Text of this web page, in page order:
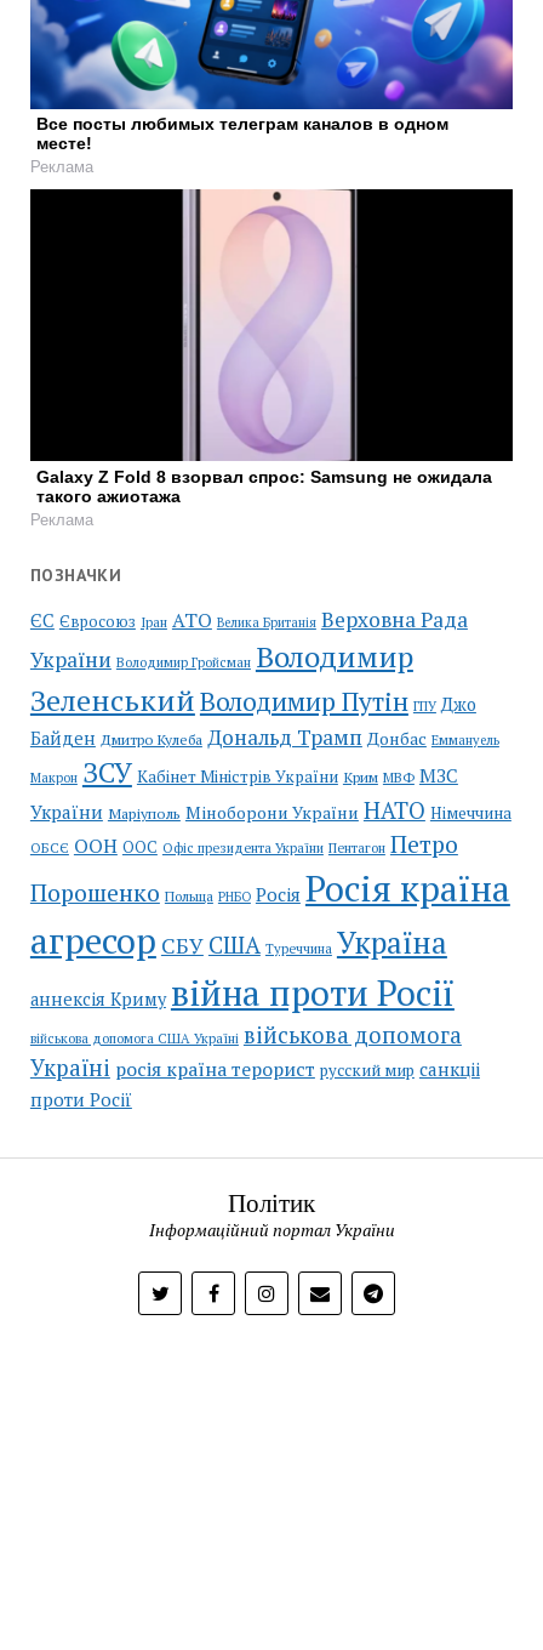
Все посты любимых телеграм каналов в одном
месте!
Реклама
Galaxy Z Fold 8 взорвал спрос: Samsung не ожидала
такого ажиотажа
Реклама
ПОЗНАЧКИ
ЄС Євросоюз Іран АТО Велика Британія Верховна Рада
України Володимир Гройсман Володимир
ЗеленськийВолодимир Путін ГПУ Джо
Байден Дмитро Кулеба Дональд Трамп Донбас Еммануель
Макрон ЗСУ Кабінет Міністрів України Крим МВФ МЗС
України Маріуполь Міноборони України НАТО Німеччина
ОБСЄ ООН ООС Офіс президента України Пентагон Петро
Порошенко Польща РНБО Росія Росія країна
агресор СБУ США Туреччина Україна
аннексія Криму війна проти Росії
військова допомога США Україні військова допомога
Україні росія країна терорист русский мир санкціі
проти Росії
Політик
Інформаційний портал України